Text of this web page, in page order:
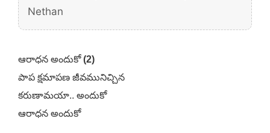
Nethan
ఆరాధన అందుకో(2)
పాప క్షమాపణ జీవమునిచ్చిన
కరుణామయా.. అందుకో
ఆరాధన అందుకో